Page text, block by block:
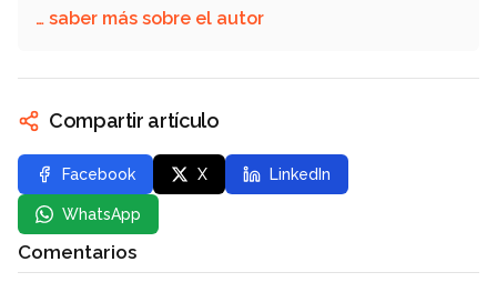
… saber más sobre el autor
Compartir artículo
Facebook X LinkedIn
WhatsApp
Comentarios